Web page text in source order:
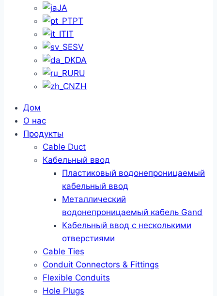
JA
PT
IT
SV
DA
RU
ZH
Дом
О нас
Продукты
Cable Duct
Кабельный ввод
Пластиковый водонепроницаемый
кабельный ввод
Металлический
водонепроницаемый кабель Gand
Кабельный ввод с несколькими
отверстиями
Cable Ties
Conduit Connectors & Fittings
Flexible Conduits
Hole Plugs